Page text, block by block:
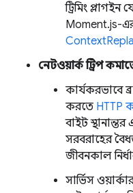
ট্রিমিং প্লাগইন
Moment.js-
নেটওয়ার্ক ট্রিপ
কার্যকরভাবে
করতে HTTP
বাইট স্থানান্তর
সরবরাহের
জীবনকাল
সার্ভিস